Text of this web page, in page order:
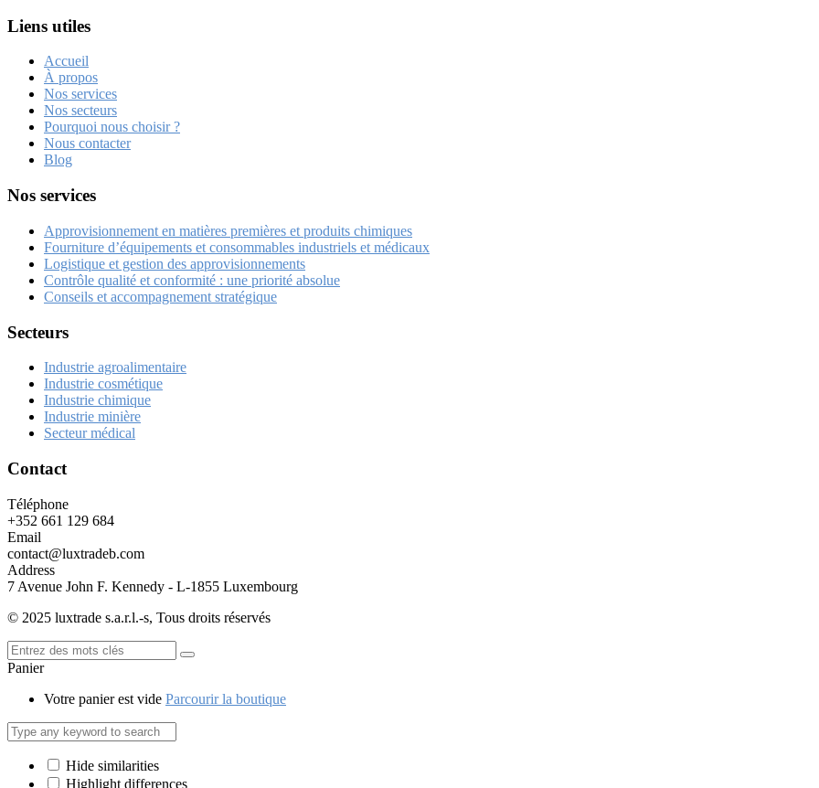
Liens utiles
Accueil
À propos
Nos services
Nos secteurs
Pourquoi nous choisir ?
Nous contacter
Blog
Nos services
Approvisionnement en matières premières et produits chimiques
Fourniture d’équipements et consommables industriels et médicaux
Logistique et gestion des approvisionnements
Contrôle qualité et conformité : une priorité absolue
Conseils et accompagnement stratégique
Secteurs
Industrie agroalimentaire
Industrie cosmétique
Industrie chimique
Industrie minière
Secteur médical
Contact
Téléphone
+352 661 129 684
Email
contact@luxtradeb.com
Address
7 Avenue John F. Kennedy - L-1855 Luxembourg
© 2025 luxtrade s.a.r.l.-s, Tous droits réservés
Panier
Votre panier est vide Parcourir la boutique
Hide similarities
Highlight differences